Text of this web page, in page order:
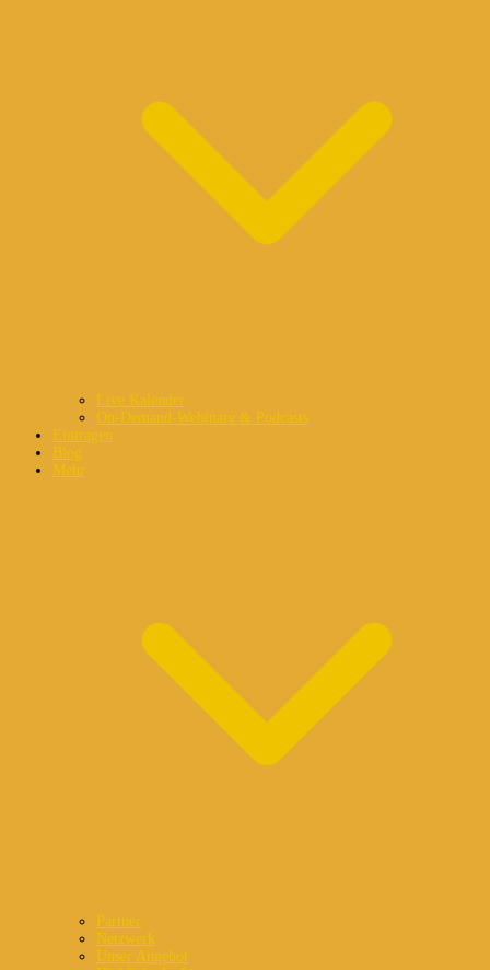
Live Kalender
On-Demand-Webinare & Podcasts
Eintragen
Blog
Mehr
Partner
Netzwerk
Unser Angebot